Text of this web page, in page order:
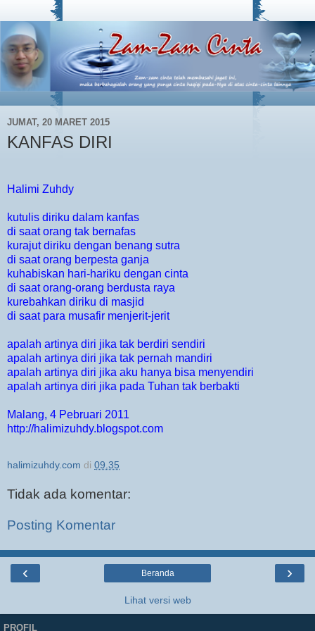
JUMAT, 20 MARET 2015
KANFAS DIRI
Halimi Zuhdy
kutulis diriku dalam kanfas
di saat orang tak bernafas
kurajut diriku dengan benang sutra
di saat orang berpesta ganja
kuhabiskan hari-hariku dengan cinta
di saat orang-orang berdusta raya
kurebahkan diriku di masjid
di saat para musafir menjerit-jerit
apalah artinya diri jika tak berdiri sendiri
apalah artinya diri jika tak pernah mandiri
apalah artinya diri jika aku hanya bisa menyendiri
apalah artinya diri jika pada Tuhan tak berbakti
Malang, 4 Pebruari 2011
http://halimizuhdy.blogspot.com
halimizuhdy.com di 09.35
Tidak ada komentar:
Posting Komentar
‹ ›
Beranda
Lihat versi web
PROFIL